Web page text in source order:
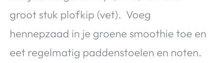
groot stuk plofkip (vet). Voeg
hennepzaad in je groene smoothie toe en
eet regelmatig paddenstoelen en noten.